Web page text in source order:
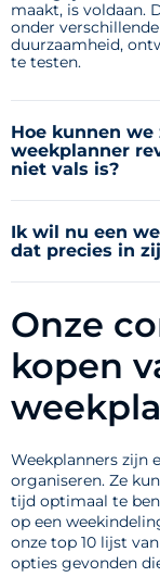
maakt, is voldaan.
onder
duurzaamheid,
te testen.
Hoe kunnen
weekplanner
niet vals is?
Ik wil nu een
dat precies in
Onze
kopen
Weekplanners zijn
organiseren. Ze
tijd optimaal te
op een
onze top 10 lijst
opties gevonden